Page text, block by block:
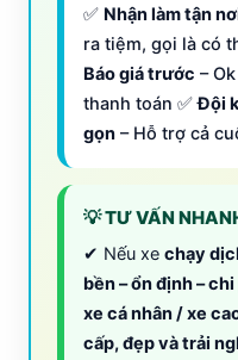
✅ Nhận làm tận
ra tiệm, gọi là có
Báo giá trước –
thanh toán ✅Đội
gọn – Hỗ trợ cả
💡 TƯ VẤN
✔ Nếu xe chạy
bền – ổn định –
xe cá nhân / xe
cấp, đẹp và trải